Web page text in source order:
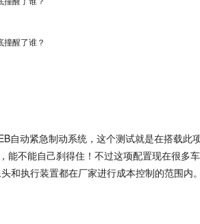
自动紧急制动系统，这个测试就是在搭载此
能不能自己刹得住！不过这项配置现在很多
和执行装置都在厂家进行成本控制的范围内